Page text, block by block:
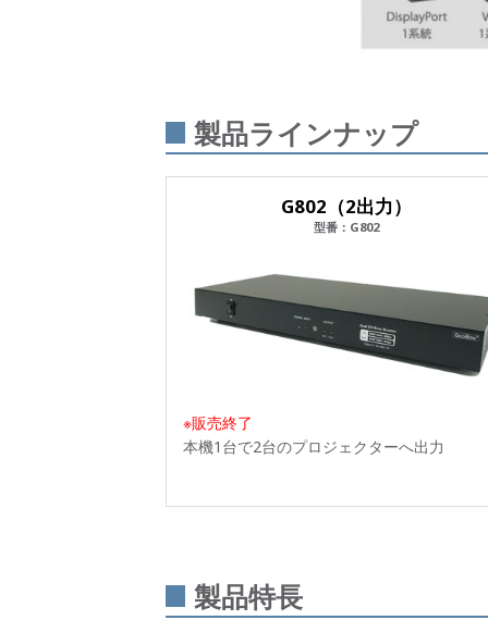
製品ラインナップ
G802（2出力）
型番：G802
※販売終了
本機1台で2台のプロジェクターへ出力
製品特長